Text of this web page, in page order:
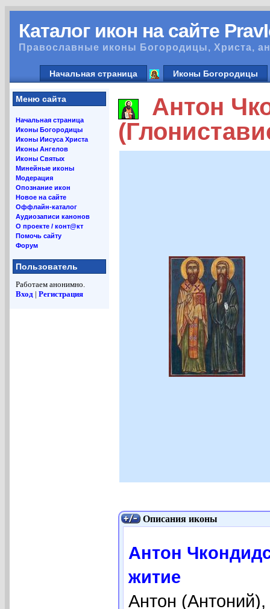
Каталог икон на сайте
Православные иконы Богородицы, Христа,
Начальная страница Иконы Богородицы
Меню сайта
Начальная страница
Иконы Богородицы
Иконы Иисуса Христа
Иконы Ангелов
Иконы Святых
Минейные иконы
Модерация
Опознание икон
Новое на сайте
Оффлайн-каталог
Аудиозаписи канонов
О проекте / конт@кт
Помочь сайту
Форум
Пользователь
Работаем анонимно.
Вход | Регистрация
Антон
Описания иконы
Антон
житие
Антон (Антоний),